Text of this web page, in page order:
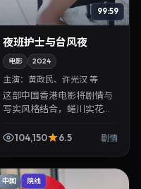
99:59
夜班护士与台风夜
电影 2024
主演：黄政民、许光汉 等
这部中国香港电影将剧情与
写实风格结合，蜷川实花掌
角。2024年2月13日与观众
104,150 6.5 剧情
中国 院线